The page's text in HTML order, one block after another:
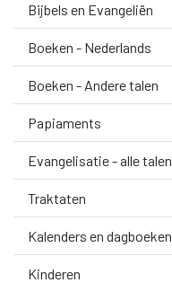
Bijbels en Evangeliën
Boeken - Nederlands
Boeken - Andere talen
Papiaments
Evangelisatie - alle talen
Traktaten
Kalenders en dagboeken
Kinderen